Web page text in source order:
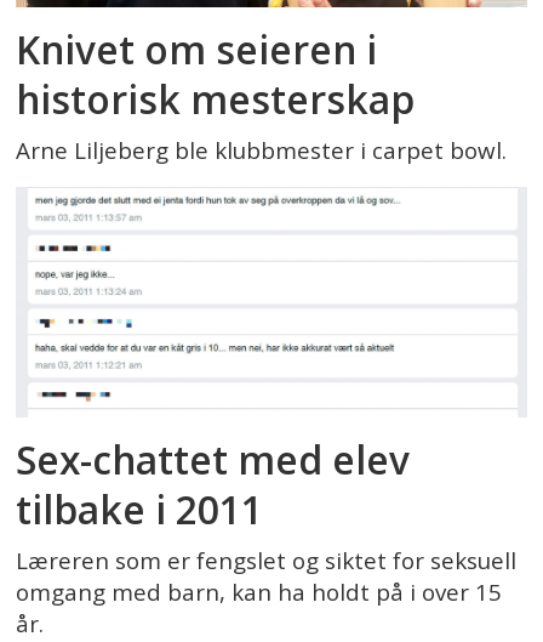
Knivet om seieren i
historisk mesterskap
Arne Liljeberg ble klubbmester i carpet bowl.
Sex-chattet med elev
tilbake i 2011
Læreren som er fengslet og siktet for seksuell
omgang med barn, kan ha holdt på i over 15
år.